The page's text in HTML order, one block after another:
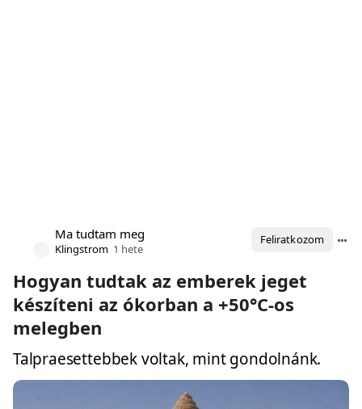
Ma tudtam meg
Klingstrom 1 hete
Feliratkozom
Hogyan tudtak az emberek jeget
készíteni az ókorban a +50°C-os
melegben
Talpraesettebbek voltak, mint gondolnánk.